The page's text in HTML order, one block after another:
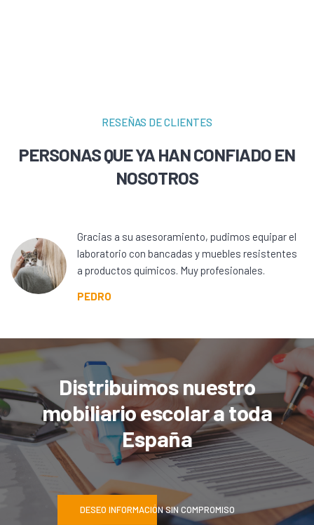
RESEÑAS DE CLIENTES
PERSONAS QUE YA HAN CONFIADO EN
NOSOTROS
Gracias a su asesoramiento, pudimos equipar el
laboratorio con bancadas y muebles resistentes
a productos químicos. Muy profesionales.
PEDRO
Distribuimos nuestro
mobiliario escolar a toda
España
DESEO INFORMACIÓN SIN COMPROMISO